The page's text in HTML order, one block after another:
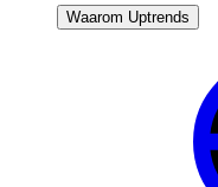
Waarom Uptrends